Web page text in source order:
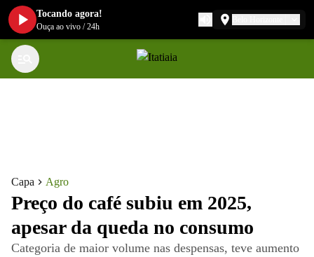
Capa Agro
Preço do café subiu em 2025,
apesar da queda no consumo
Categoria de maior volume nas despensas, teve aumento
Tocando agora!
Ouça ao vivo /24h